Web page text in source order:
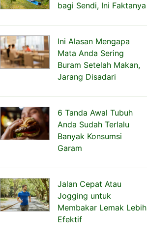
bagi Sendi, Ini Faktanya
Ini Alasan Mengapa
Mata Anda Sering
Buram Setelah Makan,
Jarang Disadari
6 Tanda Awal Tubuh
Anda Sudah Terlalu
Banyak Konsumsi
Garam
Jalan Cepat Atau
Jogging untuk
Membakar Lemak Lebih
Efektif